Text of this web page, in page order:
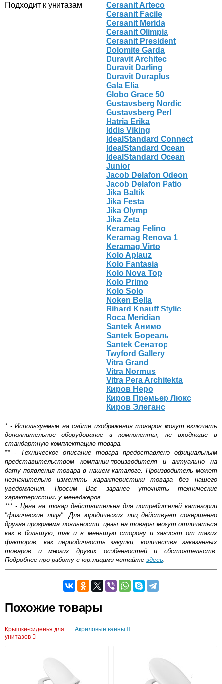
Подходит к унитазам
Cersanit Arteco
Cersanit Facile
Cersanit Merida
Cersanit Olimpia
Cersanit President
Dolomite Garda
Duravit Architec
Duravit Darling
Duravit Duraplus
Gala Elia
Globo Grace 50
Gustavsberg Nordic
Gustavsberg Perl
Hatria Erika
Iddis Viking
IdealStandard Connect
IdealStandard Ocean
IdealStandard Ocean
Junior
Jacob Delafon Odeon
Jacob Delafon Patio
Jika Baltik
Jika Festa
Jika Olymp
Jika Zeta
Keramag Felino
Keramag Renova 1
Keramag Virto
Kolo Aplauz
Kolo Fantasia
Kolo Nova Top
Kolo Primo
Kolo Solo
Noken Bella
Rihard Knauff Stylic
Roca Meridian
Santek Анимо
Santek Бореаль
Santek Сенатор
Twyford Gallery
Vitra Grand
Vitra Normus
Vitra Pera Architekta
Киров Неро
Киров Премьер Люкс
Киров Элеганс
* - Используемые на сайте изображения товаров могут включать
дополнительное оборудование и компоненты, не входящие в
стандартную комплектацию товара.
** - Техническое описание товара предоставлено официальным
представительством компании-производителя и актуально на
дату появления товара в нашем каталоге. Производитель может
незначительно изменять характеристики товара без нашего
уведомления. Просим Вас заранее уточнять технические
характеристики у менеджеров.
*** - Цена на товар действительна для потребителей категории
"физические лица". Для юридических лиц действует совершенно
другая программа лояльности: цены на товары могут отличаться
как в большую, так и в меньшую сторону и зависят от таких
факторов, как периодичность закупки, количества заказанных
товаров и многих других особенностей и обстоятельств.
Подробнее про работу с юр.лицами читайте здесь
Gustavsberg Nordic
Gustavsberg Perl
IdealStandard Connect
IdealStandard Ocean
Roca Meridian
Jacob Delafon Odeon
Оставьте отзыв
Доставка сантехники по Москве и Московской области
Возможные способы оплаты:
времени
Банковской картой при получении товара как при
доставке, так и самовывозом
Форма подбора крышки-
сиденья для унитаза
сидений-крышек для унитаза. На первый взгляд, они,
пожалуй, ничем не отличаются друг от друга, но если
разными видами сидений существует множество
различий. Рассмотрим несколько основных типов
крышек-сидений.
Похожие товары
Крышки-сиденья для
унитазов
Акриловые ванны